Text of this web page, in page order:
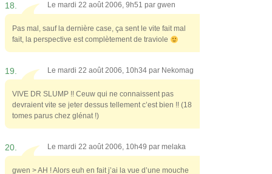
18. Le mardi 22 août 2006, 9h51 par gwen
Pas mal, sauf la dernière case, ça sent le vite fait mal
fait, la perspective est complètement de traviole
19. Le mardi 22 août 2006, 10h34 par Nekomag
VIVE DR SLUMP !! Ceuw qui ne connaissent pas
devraient vite se jeter dessus tellement c’est bien !! (18
tomes parus chez glénat !)
20. Le mardi 22 août 2006, 10h49 par melaka
gwen > AH ! Alors euh en fait j’ai la vue d’une mouche